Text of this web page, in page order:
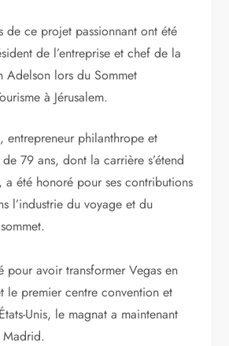
de ce projet passionnant ont été
de l’entreprise et chef de la
Adelson lors du Sommet
à Jérusalem.
entrepreneur philanthrope et
de 79 ans, dont la carrière s’étend
a été honoré pour ses contributions
l’industrie du voyage et du
pour avoir transformer Vegas en
le premier centre convention et
Unis, le magnat a maintenant
Madrid.